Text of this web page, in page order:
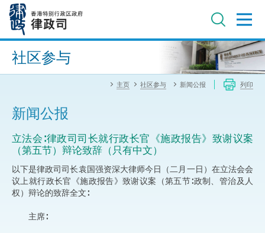
内
进阶搜寻
社区参与
主页 社区参与 新闻公报 列印
新闻公报
立法会∶律政司司长就行政长官《施政报告》致谢议案
（第五节）辩论致辞（只有中文）
以下是律政司司长袁国强资深大律师今日（二月一日）在立法会会
议上就行政长官《施政报告》致谢议案（第五节∶政制、管治及人
权）辩论的致辞全文∶
主席∶